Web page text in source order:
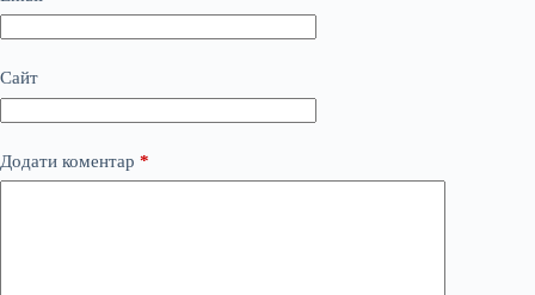
Сайт
Додати коментар *